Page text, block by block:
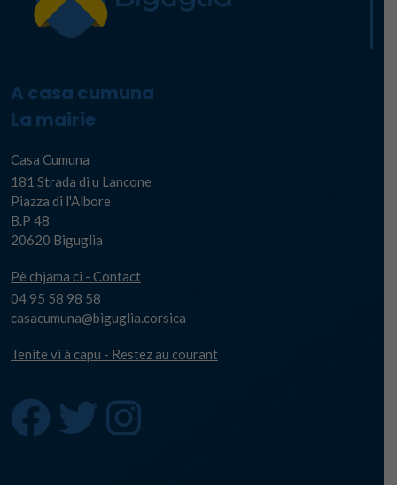
A casa cumuna
La mairie
Casa Cumuna
181 Strada di u Lancone
Piazza di l'Albore
B.P 48
20620 Biguglia
Pè chjama ci - Contact
04 95 58 98 58
casacumuna@biguglia.corsica
Tenite vi à capu - Restez au courant